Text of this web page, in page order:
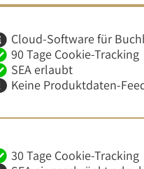
Cloud-Software für
90 Tage Cookie-Tracking
SEA erlaubt
Keine Produktdaten-
30 Tage Cookie-Tracking